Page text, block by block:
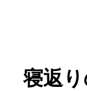
寝返